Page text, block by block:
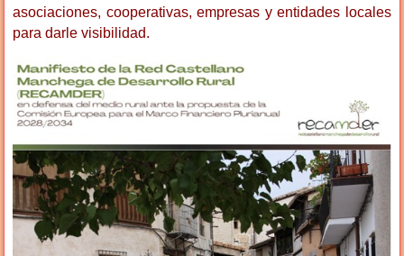
asociaciones, cooperativas, empresas y entidades locales
para darle visibilidad.